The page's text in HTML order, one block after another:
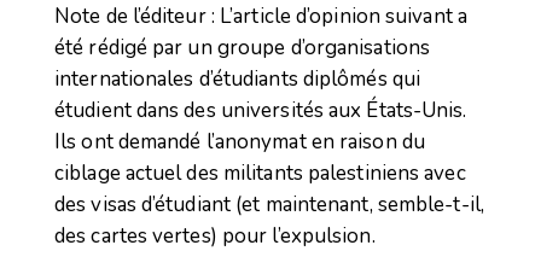
Note de l’éditeur : L’article d’opinion suivant a
été rédigé par un groupe d’organisations
internationales d’étudiants diplômés qui
étudient dans des universités aux États-Unis.
Ils ont demandé l’anonymat en raison du
ciblage actuel des militants palestiniens avec
des visas d’étudiant (et maintenant, semble-t-il,
des cartes vertes) pour l’expulsion.